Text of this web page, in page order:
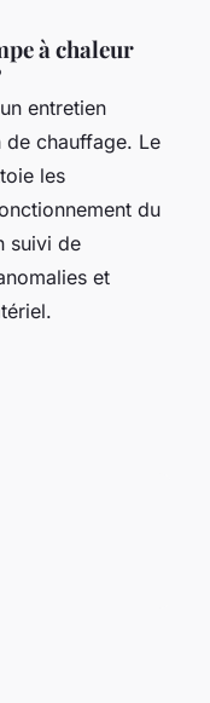
à chaleur
entretien
de chauffage. Le
les
du
suivi de
et